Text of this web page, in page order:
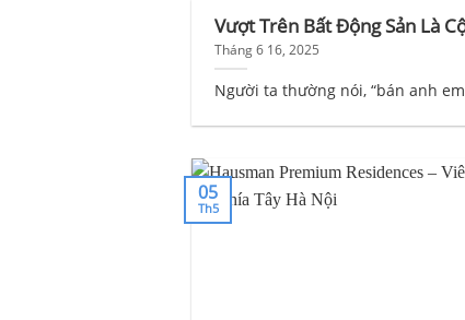
Vượt Trên Bất Động Sản Là
Tháng 6 16, 2025
Người ta thường nói, “bán anh
05
Th5